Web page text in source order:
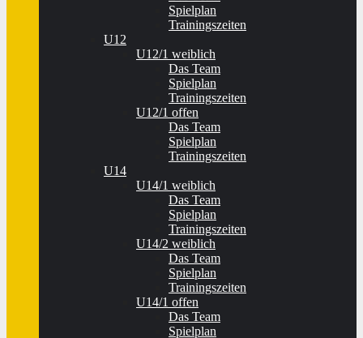
Spielplan
Trainingszeiten
U12
U12/1 weiblich
Das Team
Spielplan
Trainingszeiten
U12/1 offen
Das Team
Spielplan
Trainingszeiten
U14
U14/1 weiblich
Das Team
Spielplan
Trainingszeiten
U14/2 weiblich
Das Team
Spielplan
Trainingszeiten
U14/1 offen
Das Team
Spielplan